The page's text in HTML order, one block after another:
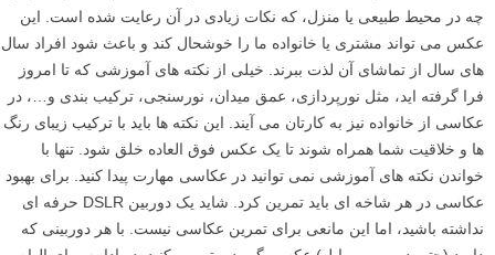
چه در محیط طبیعی یا منزل، که نکات زیادی در آن رعایت شده است. این
عکس می تواند مشتری یا خانواده ما را خوشحال کند و باعث شود افراد سال
های سال از تماشای آن لذت ببرند. خیلی از نکته های آموزشی که تا امروز
فرا گرفته اید، مثل نورپردازی، عمق میدان، نورسنجی، ترکیب بندی و…، در
عکاسی از خانواده نیز به کارتان می آیند. این نکته ها باید با ترکیب زیبای رنگ
ها و خلاقیت شما همراه شوند تا یک عکس فوق العاده خلق شود. تنها با
خواندن نکته های آموزشی نمی توانید در عکاسی مهارت پیدا کنید. برای بهبود
عکاسی در هر شاخه ای باید تمرین کرد. شاید یک دوربین DSLR حرفه ای
نداشته باشید، اما این مانعی برای تمرین عکاسی نیست. با هر دوربینی که